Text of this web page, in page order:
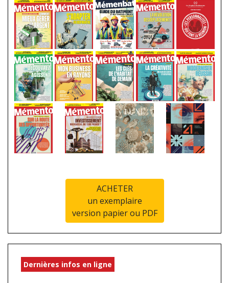
ACHETER
un exemplaire
version papier ou PDF
Dernières infos en ligne